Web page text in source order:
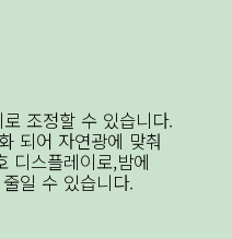
조정할 수 있습니다.
되어 자연광에 맞춰
디스플레이로,밤에
일 수 있습니다.